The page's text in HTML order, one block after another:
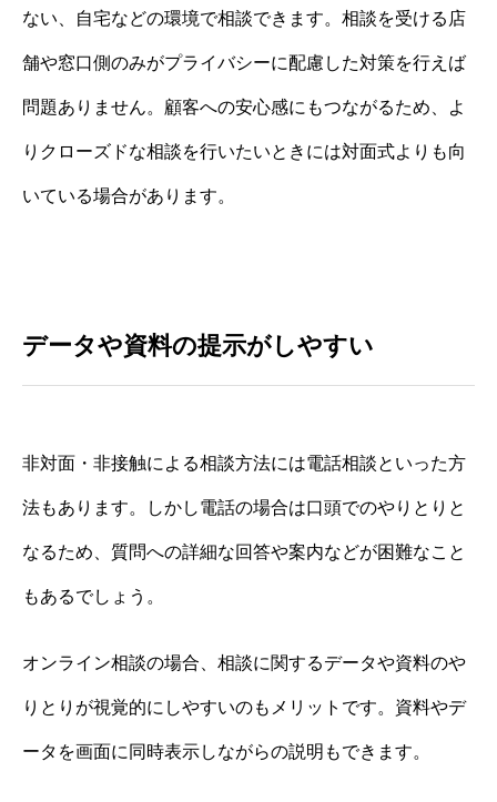
ない、自宅などの環境で相談できます。相談を受ける店
舗や窓口側のみがプライバシーに配慮した対策を行えば
問題ありません。顧客への安心感にもつながるため、よ
りクローズドな相談を行いたいときには対面式よりも向
いている場合があります。
データや資料の提示がしやすい
非対面・非接触による相談方法には電話相談といった方
法もあります。しかし電話の場合は口頭でのやりとりと
なるため、質問への詳細な回答や案内などが困難なこと
もあるでしょう。
オンライン相談の場合、相談に関するデータや資料のや
りとりが視覚的にしやすいのもメリットです。資料やデ
ータを画面に同時表示しながらの説明もできます。